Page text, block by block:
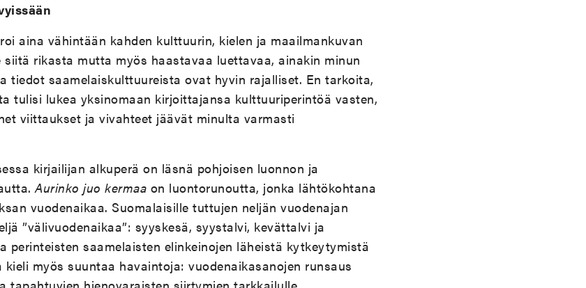
aina vähintään kahden kulttuurin, kielen ja maailmankuvan
siitä rikasta mutta myös haastavaa luettavaa, ainakin minun
tiedot saamelaiskulttuureista ovat hyvin rajalliset. En tarkoita,
tulisi lukea yksinomaan kirjoittajansa kulttuuriperintöä vasten,
viittaukset ja vivahteet jäävät minulta varmasti
kirjailijan alkuperä on läsnä pohjoisen luonnon ja
Aurinko juo kermaa on luontorunoutta, jonka lähtökohtana
vuodenaikaa. Suomalaisille tuttujen neljän vuodenajan
”välivuodenaikaa”: syyskesä, syystalvi, kevättalvi ja
perinteisten saamelaisten elinkeinojen läheistä kytkeytymistä
kieli myös suuntaa havaintoja: vuodenaikasanojen runsaus